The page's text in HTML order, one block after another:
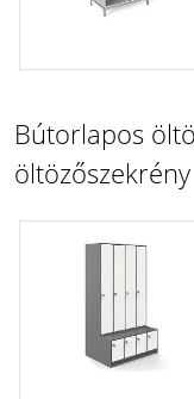
Bútorlapos
öltözőszekrény